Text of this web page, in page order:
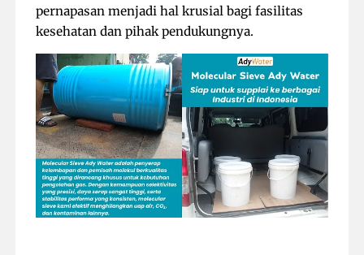
pernapasan menjadi hal krusial bagi fasilitas
kesehatan dan pihak pendukungnya.